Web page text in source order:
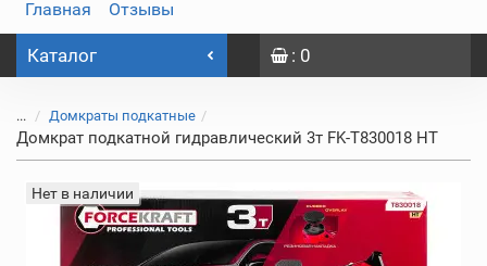
Главная Отзывы
Каталог : 0
... Домкраты подкатные
Домкрат подкатной гидравлический 3т FK-T830018 HT
Нет в наличии